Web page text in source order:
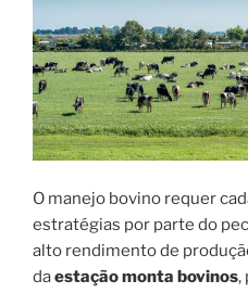
O manejo bovino requer
estratégias por parte do
alto rendimento de
daestação monta bovinos,